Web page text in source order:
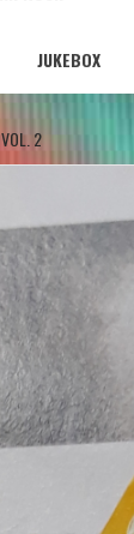
JUKEBOX
2